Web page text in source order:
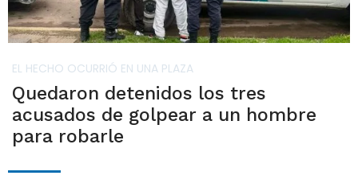
EL HECHO OCURRIÓ EN UNA PLAZA
Quedaron detenidos los tres
acusados de golpear a un hombre
para robarle